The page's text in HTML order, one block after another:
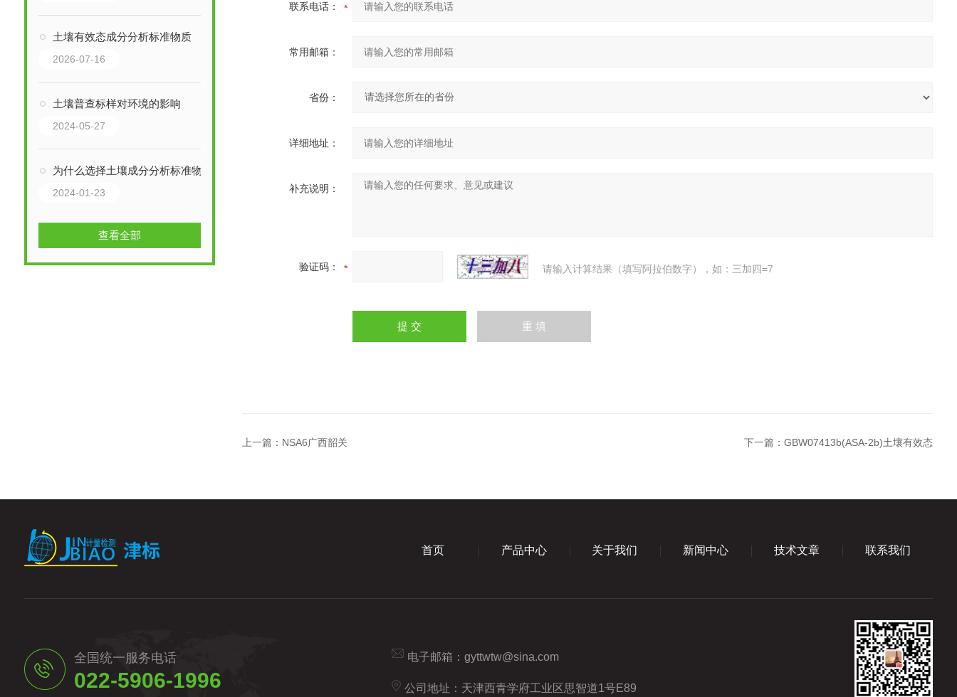
土壤有效态成分分析标准物质
2026-07-16
土壤普查标样对环境的影响
2024-05-27
为什么选择土壤成分分析标准物质？
2024-01-23
查看全部
联系电话：
常用邮箱：
省份：
详细地址：
补充说明：
验证码： 请输入计算结果（填写阿拉伯数字），如：三加四=7
上一篇： NSA6广西韶关 下一篇：GBW07413b(ASA-2b)土壤有效态
首页 产品中心 关于我们 新闻中心 技术文章 联系我们
全国统一服务电话
022-5906-1996
电子邮箱：gyttwtw@sina.com
公司地址：天津西青学府工业区思智道1号E89